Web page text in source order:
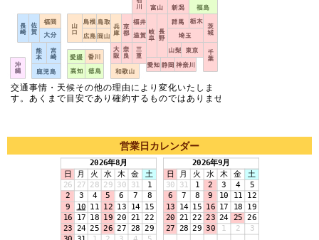
営業日カレンダー